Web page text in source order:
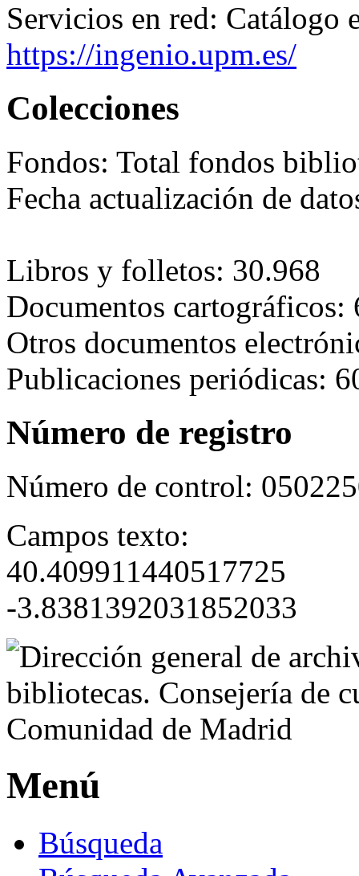
Servicios en red: Catálogo
https://ingenio.upm.es/
Colecciones
Fondos: Total fondos
Fecha actualización de
Libros y folletos: 30.968
Documentos cartográficos:
Otros documentos
Publicaciones periódicas:
Número de registro
Número de control:
Campos texto:
40.409911440517725
-3.8381392031852033
Menú
Búsqueda